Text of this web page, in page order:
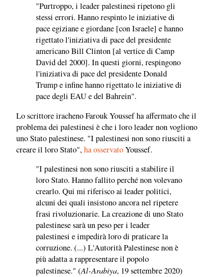
"Purtroppo, i leader palestinesi ripetono gli
stessi errori. Hanno respinto le iniziative di
pace egiziane e giordane [con Israele] e hanno
rigettato l'iniziativa di pace del presidente
americano Bill Clinton [al vertice di Camp
David del 2000]. In questi giorni, respingono
l'iniziativa di pace del presidente Donald
Trump e infine hanno rigettato le iniziative di
pace degli EAU e del Bahrein".
Lo scrittore iracheno Farouk Youssef ha affermato che il
problema dei palestinesi è che i loro leader non vogliono
uno Stato palestinese. "I palestinesi non sono riusciti a
creare il loro Stato",ha osservatoYoussef.
"I palestinesi non sono riusciti a stabilire il
loro Stato. Hanno fallito perché non volevano
crearlo. Qui mi riferisco ai leader politici,
alcuni dei quali insistono ancora nel ripetere
frasi rivoluzionarie. La creazione di uno Stato
palestinese sarà un peso per i leader
palestinesi e impedirà loro di praticare la
corruzione. (...) L'Autorità Palestinese non è
più adatta a rappresentare il popolo
palestinese." (Al-Arabiya, 19 settembre 2020)